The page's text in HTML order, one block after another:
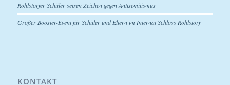
Rohlstorfer Schüler setzen Zeichen gegen Antisemitismus
Großer Booster-Event für Schüler und Eltern im Internat Schloss Rohlstorf
KONTAKT